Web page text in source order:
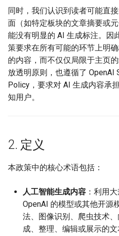
13. 附录与参考资料
同时，我们认识到读者可能直
面（如特定板块的文章摘要或
能没有明显的 AI 生成标注。因
策要求在所有可能的环节上明
的内容，而不仅仅局限于主页
放透明原则，也遵循了 OpenAI
Policy，要求对 AI 生成内容承
知用户。
2. 定义
本政策中的核心术语包括：
人工智能生成内容 ：利用
OpenAI 的模型或其他开源
法、图像识别、爬虫技术
成、整理、编辑或展示的